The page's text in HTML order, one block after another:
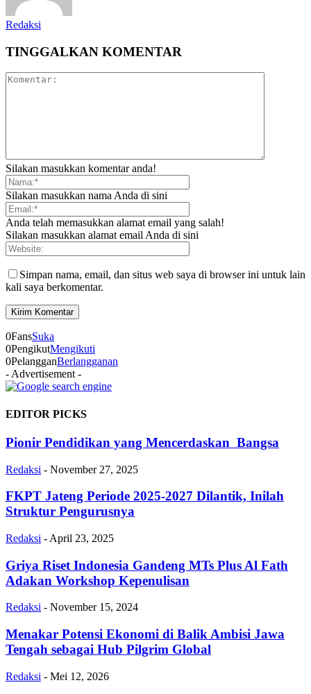
Redaksi
TINGGALKAN KOMENTAR
Silakan masukkan komentar anda!
Silakan masukkan nama Anda di sini
Anda telah memasukkan alamat email yang salah!
Silakan masukkan alamat email Anda di sini
Simpan nama, email, dan situs web saya di browser ini untuk lain
kali saya berkomentar.
0FansSuka
0PengikutMengikuti
0PelangganBerlangganan
- Advertisement -
EDITOR PICKS
Pionir Pendidikan yang Mencerdaskan Bangsa
Redaksi - November 27, 2025
FKPT Jateng Periode 2025-2027 Dilantik, Inilah
Struktur Pengurusnya
Redaksi - April 23, 2025
Griya Riset Indonesia Gandeng MTs Plus Al Fath
Adakan Workshop Kepenulisan
Redaksi - November 15, 2024
Menakar Potensi Ekonomi di Balik Ambisi Jawa
Tengah sebagai Hub Pilgrim Global
Redaksi - Mei 12, 2026